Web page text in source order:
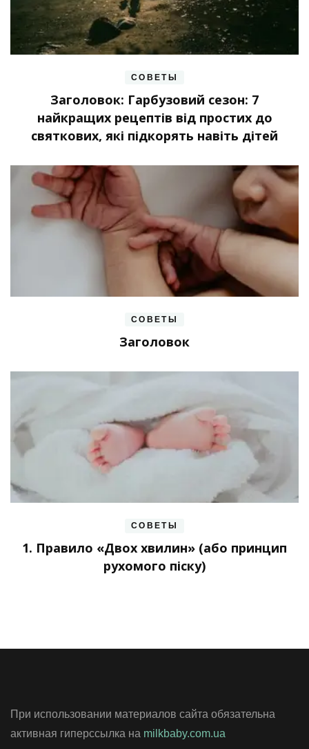
СОВЕТЫ
Заголовок: Гарбузовий сезон: 7
найкращих рецептів від простих до
святкових, які підкорять навіть дітей
СОВЕТЫ
Заголовок
СОВЕТЫ
1. Правило «Двох хвилин» (або принцип
рухомого піску)
При использовании материалов сайта обязательна
активная гиперссылка на milkbaby.com.ua